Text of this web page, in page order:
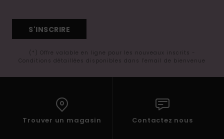
S'INSCRIRE
(*) Offre valable en ligne pour les nouveaux inscrits -
Conditions détaillées disponibles dans l'email de bienvenue
Trouver un magasin Contactez nous